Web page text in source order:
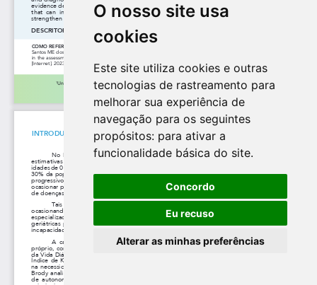
O nosso site usa
cookies
Este site utiliza cookies e outras
tecnologias de rastreamento para
melhorar sua experiência de
navegação para os seguintes
propósitos: para ativar a
funcionalidade básica do site.
Concordo
Eu recuso
Alterar as minhas preferências